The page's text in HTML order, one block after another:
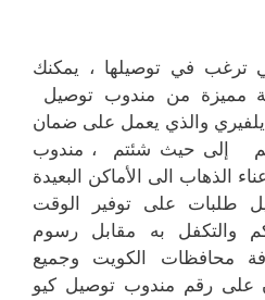
ترغب في توصيلها ، يمكنك
مميزة من مندوب توصيل
ديلفيري والذي يعمل على ضمان
إلى حيث شئتم ، مندوب
الذهاب الى الأماكن البعيدة
طلبات على توفير الوقت
والتكفل به مقابل رسوم
محافظات الكويت وجميع
على رقم مندوب توصيل كيو